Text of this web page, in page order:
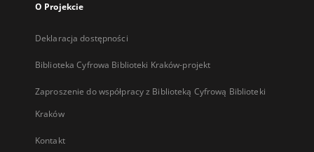
O Projekcie
Deklaracja dostępności
Biblioteka Cyfrowa Biblioteki Kraków-projekt
Zaproszenie do współpracy z Biblioteką Cyfrową Biblioteki
Kraków
Kontakt